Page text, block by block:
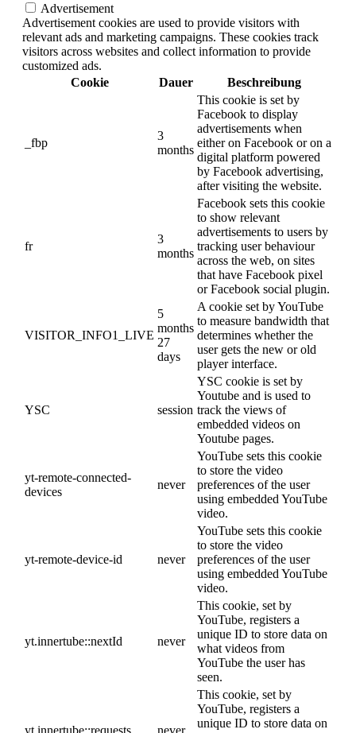
Advertisement
Advertisement cookies are used to provide visitors with
relevant ads and marketing campaigns. These cookies track
visitors across websites and collect information to provide
customized ads.
Cookie
Dauer Beschreibung
_fbp
3
months
This cookie is set by
Facebook to display
advertisements when
either on Facebook or on a
digital platform powered
by Facebook advertising,
after visiting the website.
fr
3
months
Facebook sets this cookie
to show relevant
advertisements to users by
tracking user behaviour
across the web, on sites
that have Facebook pixel
or Facebook social plugin.
VISITOR_INFO1_LIVE
5
months
27
days
A cookie set by YouTube
to measure bandwidth that
determines whether the
user gets the new or old
player interface.
YSC session
YSC cookie is set by
Youtube and is used to
track the views of
embedded videos on
Youtube pages.
yt-remote-connected-
devices
never
YouTube sets this cookie
to store the video
preferences of the user
using embedded YouTube
video.
yt-remote-device-id never
YouTube sets this cookie
to store the video
preferences of the user
using embedded YouTube
video.
yt.innertube::nextId never
This cookie, set by
YouTube, registers a
unique ID to store data on
what videos from
YouTube the user has
seen.
yt.innertube::requests never
This cookie, set by
YouTube, registers a
unique ID to store data on